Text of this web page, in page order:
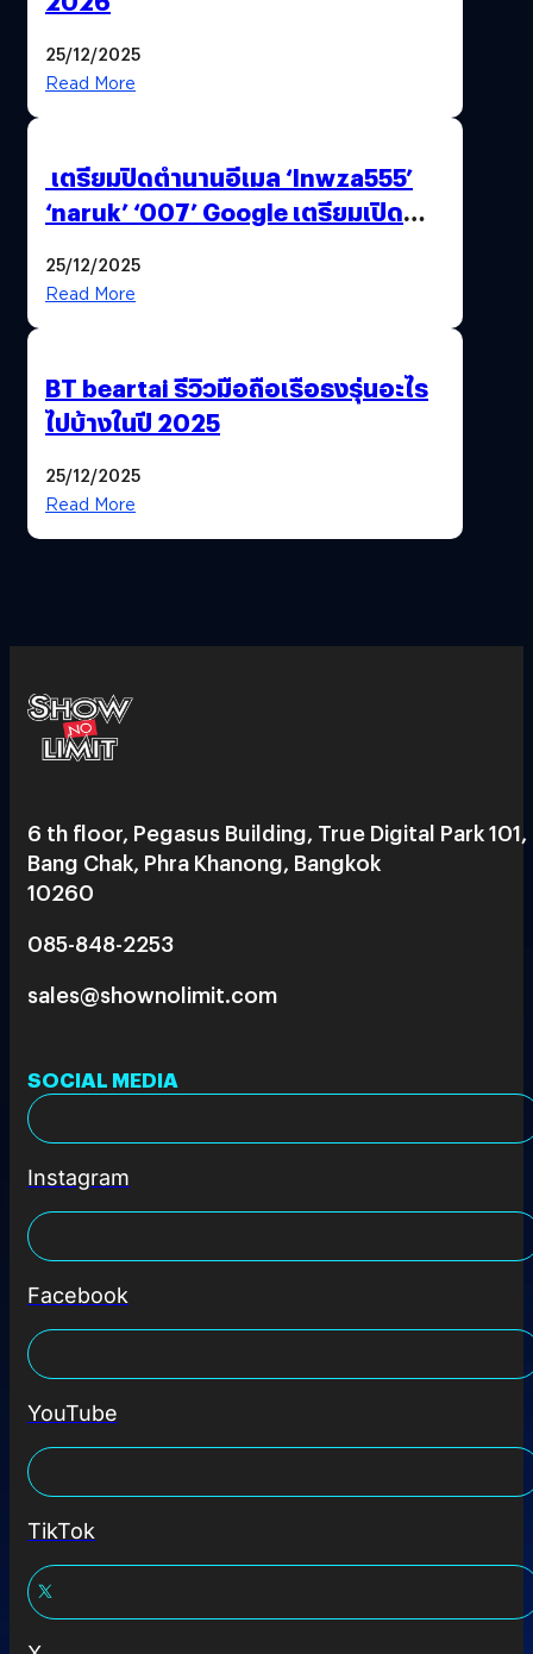
25/12/2025
Read More
เตรียมปิดตำนานอีเมล ‘lnwza555’
‘naruk’ ‘007’ Google เตรียมเปิด
25/12/2025
Read More
BT beartai รีวิวมือถือเรือธงรุ่นอะไร
ไปบ้างในปี 2025
25/12/2025
Read More
6 th floor, Pegasus Building, True Digital Park 101,
Bang Chak, Phra Khanong, Bangkok
10260
085-848-2253
sales@shownolimit.com
SOCIAL MEDIA
Instagram
Facebook
YouTube
TikTok